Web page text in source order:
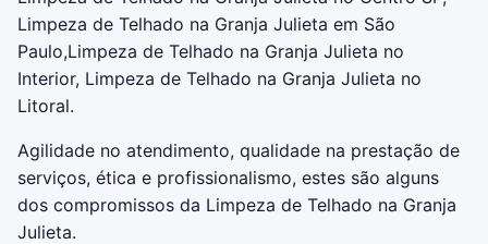
Limpeza de Telhado na Granja Julieta em São
Paulo,Limpeza de Telhado na Granja Julieta no
Interior, Limpeza de Telhado na Granja Julieta no
Litoral.
Agilidade no atendimento, qualidade na prestação de
serviços, ética e profissionalismo, estes são alguns
dos compromissos da Limpeza de Telhado na Granja
Julieta.